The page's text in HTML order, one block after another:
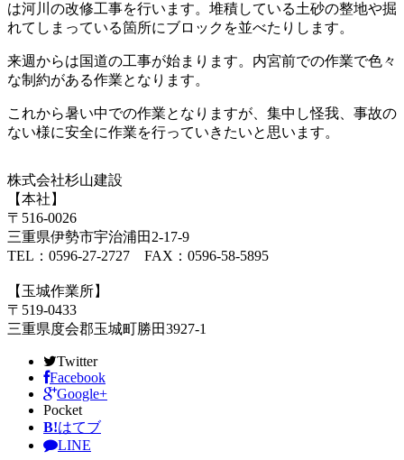
は河川の改修工事を行います。堆積している土砂の整地や掘
れてしまっている箇所にブロックを並べたりします。
来週からは国道の工事が始まります。内宮前での作業で色々
な制約がある作業となります。
これから暑い中での作業となりますが、集中し怪我、事故の
ない様に安全に作業を行っていきたいと思います。
株式会社杉山建設
【本社】
〒516-0026
三重県伊勢市宇治浦田2-17-9
TEL：0596-27-2727 FAX：0596-58-5895
【玉城作業所】
〒519-0433
三重県度会郡玉城町勝田3927-1
Twitter
Facebook
Google+
Pocket
B!はてブ
LINE